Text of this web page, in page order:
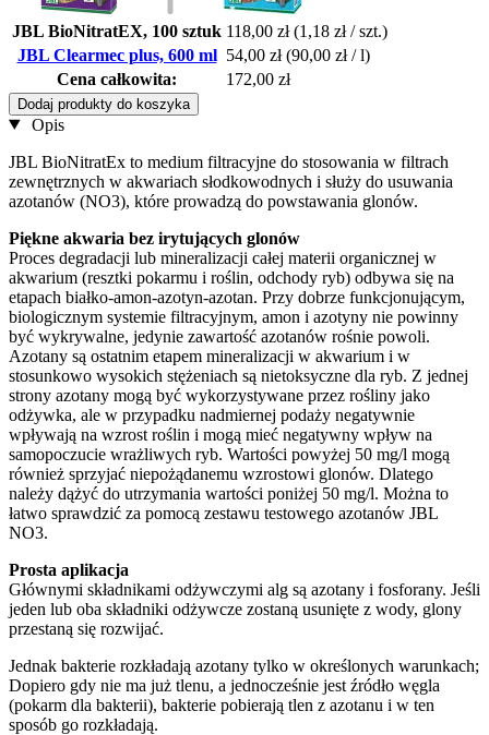
JBL BioNitratEX, 100 sztuk 118,00 zł (1,18 zł / szt.)
JBL Clearmec plus, 600 ml 54,00 zł (90,00 zł / l)
Cena całkowita:
172,00 zł
Dodaj produkty do koszyka
Opis
JBL BioNitratEx to medium filtracyjne do stosowania w filtrach
zewnętrznych w akwariach słodkowodnych i służy do usuwania
azotanów (NO3), które prowadzą do powstawania glonów.
Piękne akwaria bez irytujących glonów
Proces degradacji lub mineralizacji całej materii organicznej w
akwarium (resztki pokarmu i roślin, odchody ryb) odbywa się na
etapach białko-amon-azotyn-azotan. Przy dobrze funkcjonującym,
biologicznym systemie filtracyjnym, amon i azotyny nie powinny
być wykrywalne, jedynie zawartość azotanów rośnie powoli.
Azotany są ostatnim etapem mineralizacji w akwarium i w
stosunkowo wysokich stężeniach są nietoksyczne dla ryb. Z jednej
strony azotany mogą być wykorzystywane przez rośliny jako
odżywka, ale w przypadku nadmiernej podaży negatywnie
wpływają na wzrost roślin i mogą mieć negatywny wpływ na
samopoczucie wrażliwych ryb. Wartości powyżej 50 mg/l mogą
również sprzyjać niepożądanemu wzrostowi glonów. Dlatego
należy dążyć do utrzymania wartości poniżej 50 mg/l. Można to
łatwo sprawdzić za pomocą zestawu testowego azotanów JBL
NO3.
Prosta aplikacja
Głównymi składnikami odżywczymi alg są azotany i fosforany. Jeśli
jeden lub oba składniki odżywcze zostaną usunięte z wody, glony
przestaną się rozwijać.
Jednak bakterie rozkładają azotany tylko w określonych warunkach;
Dopiero gdy nie ma już tlenu, a jednocześnie jest źródło węgla
(pokarm dla bakterii), bakterie pobierają tlen z azotanu i w ten
sposób go rozkładają.